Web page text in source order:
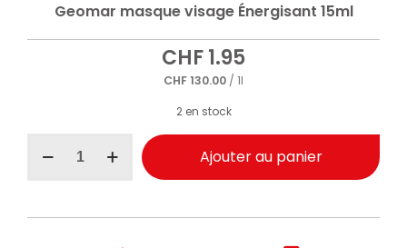
Geomar masque visage Énergisant 15ml
CHF1.95
CHF130.00 / 1l
2 en stock
Ajouter au panier